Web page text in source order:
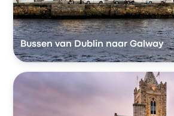
Bussen van Dublin naar Galway